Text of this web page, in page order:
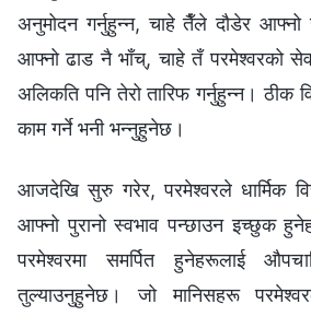
अनुमोदन गर्नुहुन्न, चाहे तैँले दौडेर आफ्‍नो
आफ्‍नो ढाड नै भाँच्, चाहे तँ परमेश्‍वरको
अलिकति पनि तेरो तारिफ गर्नुहुन्‍न। ठीक
काम गर्ने भनी भन्‍नुहुनेछ।
आजदेखि सुरु गरेर, परमेश्‍वरले धार्मिक
आफ्नो पुरानो स्वभाव पन्छाउन इच्छुक
परमेश्‍वरमा समर्पित हुनेहरूलाई
तुल्याउनुहुनेछ। जो मानिसहरू